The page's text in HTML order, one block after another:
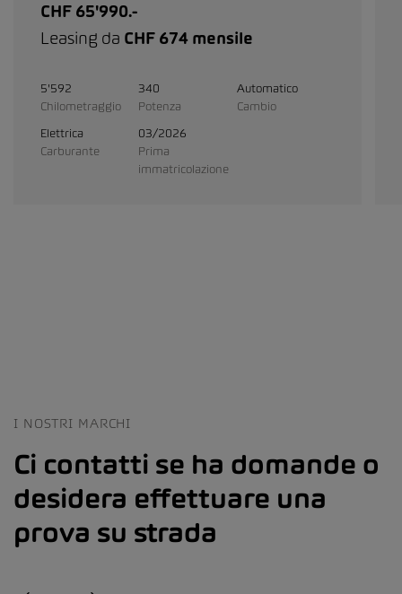
CHF 65'990.-
Leasing da CHF 674 mensile
5'592
Chilometraggio
340
Potenza
Automatico
Cambio
Elettrica
Carburante
03/2026
Prima
immatricolazione
I NOSTRI MARCHI
Ci contatti se ha domande o
desidera effettuare una
prova su strada